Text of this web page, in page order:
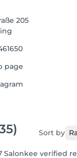
205
page
Sort by
Salonkee verified